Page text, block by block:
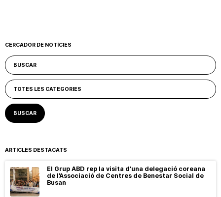
CERCADOR DE NOTÍCIES
ARTICLES DESTACATS
El Grup ABD rep la visita d’una delegació coreana
de l’Associació de Centres de Benestar Social de
Busan